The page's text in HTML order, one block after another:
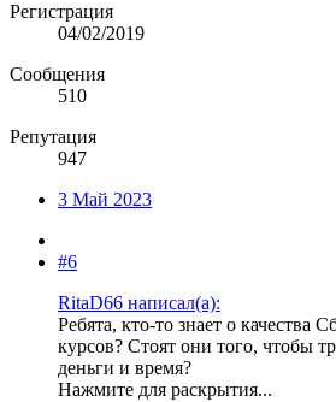
Регистрация
04/02/2019
Сообщения
510
Репутация
947
3 Май 2023
#6
RitaD66 написал(а):
Ребята, кто-то знает о качества
курсов? Стоят они того, чтобы
деньги и время?
Нажмите для раскрытия...